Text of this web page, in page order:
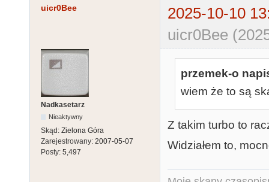
uicr0Bee
2025-10-10
uicr0Bee
Nadkasetarz
Nieaktywny
Skąd: Zielona Góra
Zarejestrowany: 2007-05-07
Posty: 5,497
przemek-o
wiem że to są
Z takim turbo to
Widziałem to,